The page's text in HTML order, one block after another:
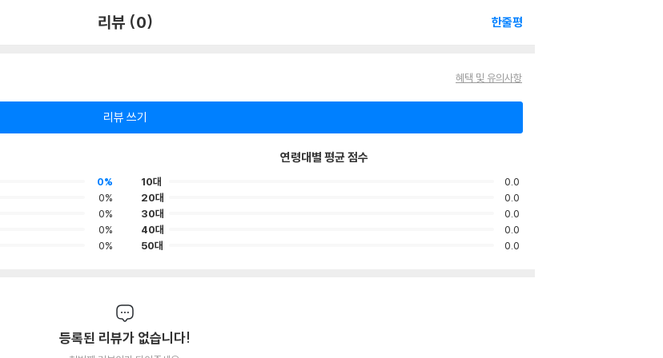
리뷰 (0) 한줄평
혜택 및 유의사항
리뷰 쓰기
0%
0%
0%
0%
0%
연령대별 평균 점수
10대
0.0
20대
0.0
30대
0.0
40대
0.0
50대
0.0
등록된 리뷰가 없습니다!